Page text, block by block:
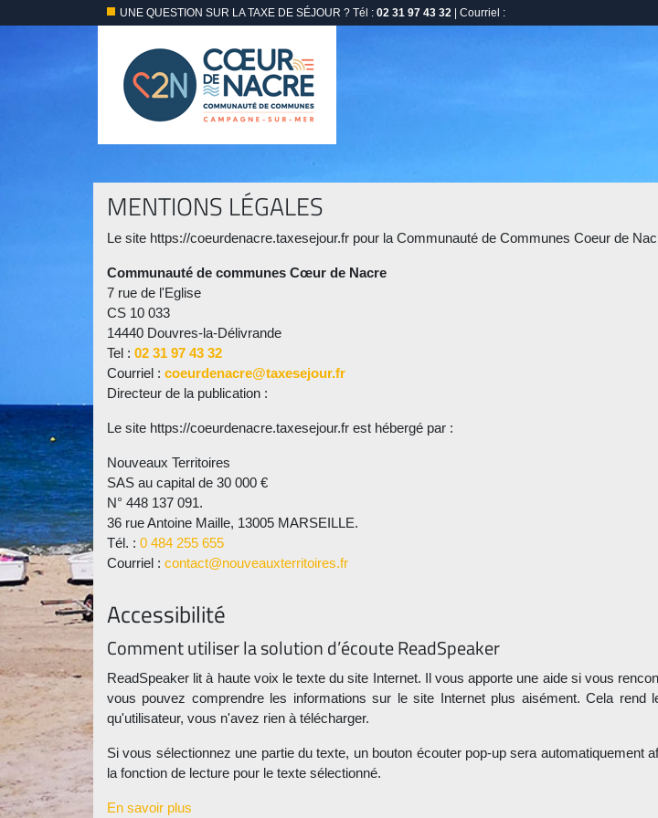
UNE QUESTION SUR LA TAXE DE SÉJOUR ? Tél : 02 31 97 43 32 | Courriel :
MENTIONS LÉGALES
Le site https://coeurdenacre.taxesejour.fr pour la Communauté de Communes Coeur de
Communauté de communes Cœur de Nacre
7 rue de l'Eglise
CS 10 033
14440 Douvres-la-Délivrande
Tel : 02 31 97 43 32
Courriel : coeurdenacre@taxesejour.fr
Directeur de la publication :
Le site https://coeurdenacre.taxesejour.fr est hébergé par :
Nouveaux Territoires
SAS au capital de 30 000 €
N° 448 137 091.
36 rue Antoine Maille, 13005 MARSEILLE.
Tél. : 0 484 255 655
Courriel : contact@nouveauxterritoires.fr
Accessibilité
Comment utiliser la solution d’écoute ReadSpeaker
ReadSpeaker lit à haute voix le texte du site Internet. Il vous apporte une aide si vous
vous pouvez comprendre les informations sur le site Internet plus aisément. Cela
qu'utilisateur, vous n'avez rien à télécharger.
Si vous sélectionnez une partie du texte, un bouton écouter pop-up sera
la fonction de lecture pour le texte sélectionné.
En savoir plus